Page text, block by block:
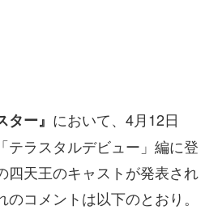
ター』 において、4月12日
テラスタルデビュー」編に登
四天王のキャストが発表され
コメントは以下のとおり。